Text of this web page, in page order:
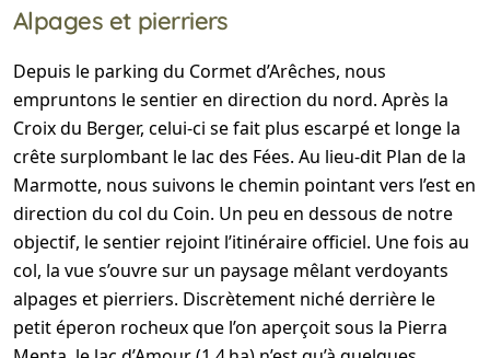
Alpages et pierriers
Depuis le parking du Cormet d’Arêches, nous
empruntons le sentier en direction du nord. Après la
Croix du Berger, celui-ci se fait plus escarpé et longe la
crête surplombant le lac des Fées. Au lieu-dit Plan de la
Marmotte, nous suivons le chemin pointant vers l’est en
direction du col du Coin. Un peu en dessous de notre
objectif, le sentier rejoint l’itinéraire officiel. Une fois au
col, la vue s’ouvre sur un paysage mêlant verdoyants
alpages et pierriers. Discrètement niché derrière le
petit éperon rocheux que l’on aperçoit sous la Pierra